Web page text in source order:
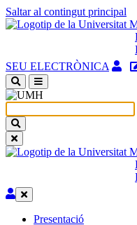
Saltar al contingut principal
SEU ELECTRÒNICA
en
nova
Editar
Presentació